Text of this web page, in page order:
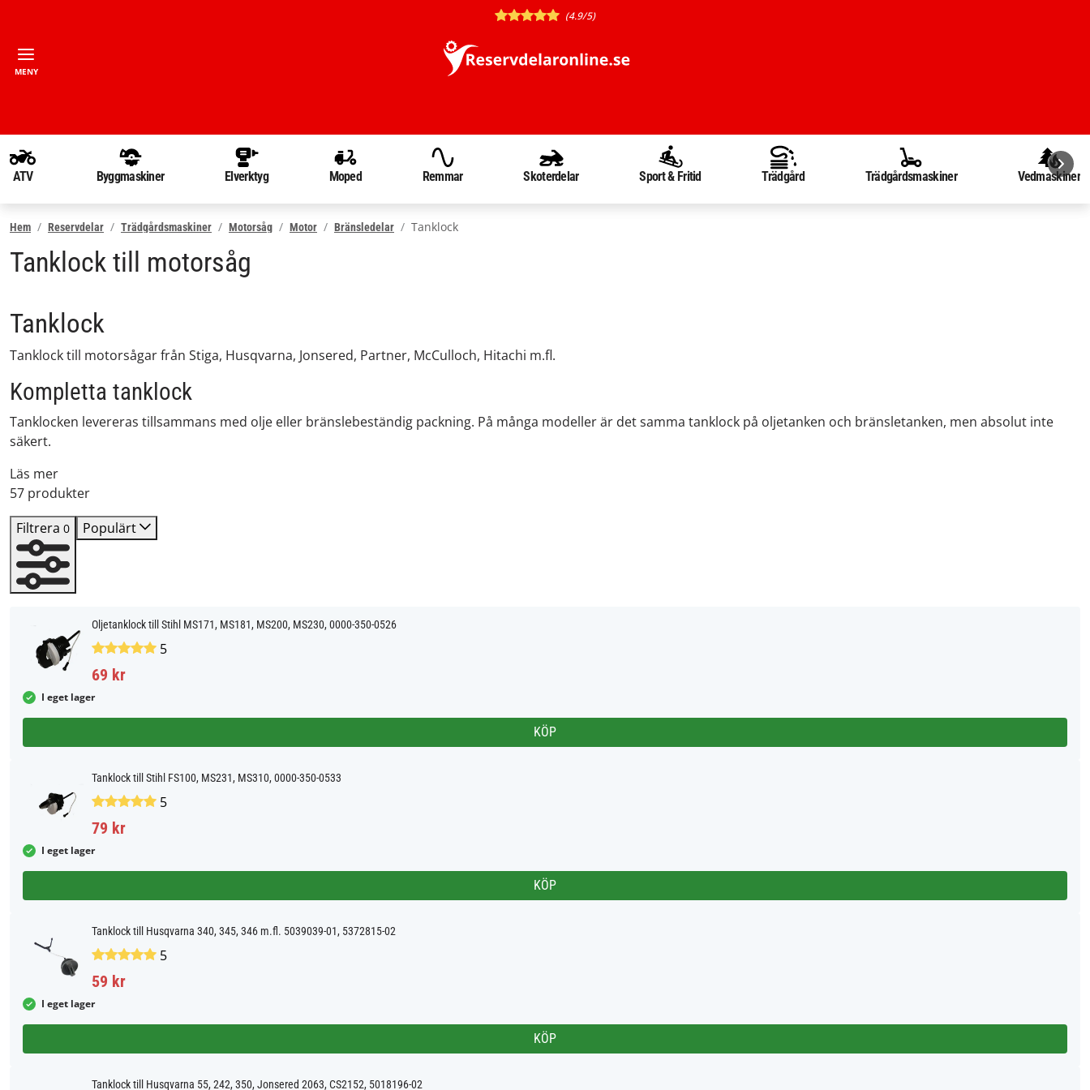
(4.9/5)
MENY
ATV Byggmaskiner Elverktyg Moped Remmar Skoterdelar Sport & Fritid Trädgård Trädgårdsmaskiner Vedmaskiner
Hem Reservdelar Trädgårdsmaskiner Motorsåg Motor Bränsledelar Tanklock
Tanklock till motorsåg
Tanklock
Tanklock till motorsågar från Stiga, Husqvarna, Jonsered, Partner, McCulloch, Hitachi m.fl.
Kompletta tanklock
Tanklocken levereras tillsammans med olje eller bränslebeständig packning. På många modeller är det samma tanklock på oljetanken och bränsletanken, men absolut inte
säkert.
Läs mer
57 produkter
Filtrera 0 Populärt
Oljetanklock till Stihl MS171, MS181, MS200, MS230, 0000-350-0526
5
69 kr
I eget lager
KÖP
Tanklock till Stihl FS100, MS231, MS310, 0000-350-0533
5
79 kr
I eget lager
KÖP
Tanklock till Husqvarna 340, 345, 346 m.fl. 5039039-01, 5372815-02
5
59 kr
I eget lager
KÖP
Tanklock till Husqvarna 55, 242, 350, Jonsered 2063, CS2152, 5018196-02